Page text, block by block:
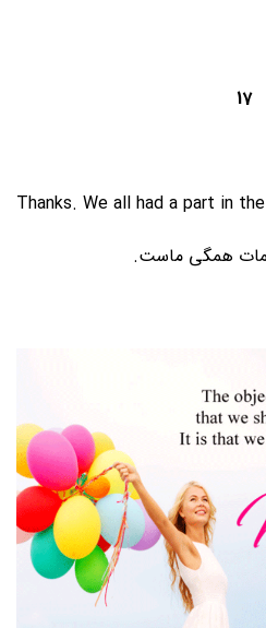
17
Thanks. We all had a part in
همگی ماست.